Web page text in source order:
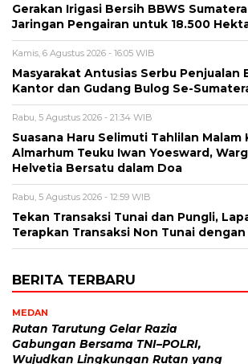
Gerakan Irigasi Bersih BBWS
Jaringan Pengairan untuk 18.500
Kamis, 6 Agustus 2026 - 16:05 WIB
Masyarakat Antusias Serbu Penjualan
Kantor dan Gudang Bulog Se-
Rabu, 5 Agustus 2026 - 21:34 WIB
Suasana Haru Selimuti Tahlilan Malam
Almarhum Teuku Iwan Yoesward,
Helvetia Bersatu dalam Doa
Rabu, 5 Agustus 2026 - 12:59 WIB
Tekan Transaksi Tunai dan Pungli,
Terapkan Transaksi Non Tunai dengan
BERITA TERBARU
MEDAN
Rutan Tarutung Gelar Razia
Gabungan Bersama TNI–POLRI,
Wujudkan Lingkungan Rutan yang